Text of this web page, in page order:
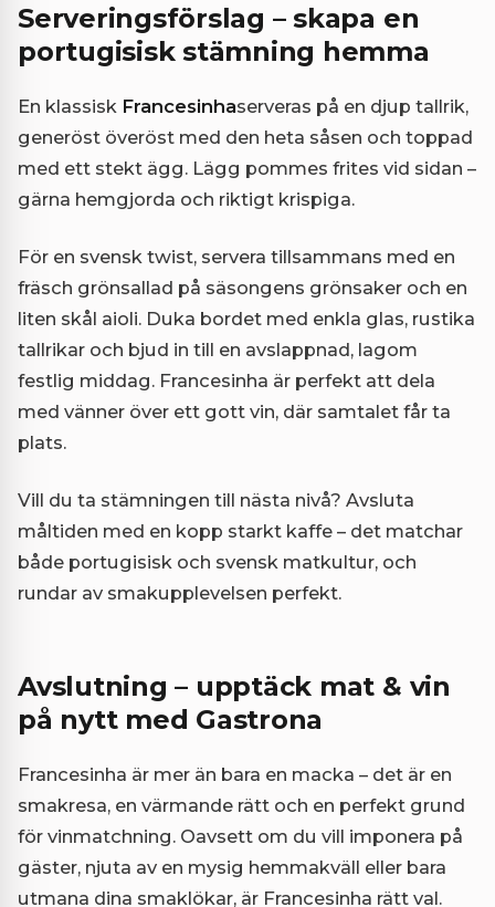
Serveringsförslag – skapa en
portugisisk stämning hemma
En klassisk Francesinhaserveras på en djup tallrik,
generöst överöst med den heta såsen och toppad
med ett stekt ägg. Lägg pommes frites vid sidan –
gärna hemgjorda och riktigt krispiga.
För en svensk twist, servera tillsammans med en
fräsch grönsallad på säsongens grönsaker och en
liten skål aioli. Duka bordet med enkla glas, rustika
tallrikar och bjud in till en avslappnad, lagom
festlig middag. Francesinha är perfekt att dela
med vänner över ett gott vin, där samtalet får ta
plats.
Vill du ta stämningen till nästa nivå? Avsluta
måltiden med en kopp starkt kaffe – det matchar
både portugisisk och svensk matkultur, och
rundar av smakupplevelsen perfekt.
Avslutning – upptäck mat & vin
på nytt med Gastrona
Francesinha är mer än bara en macka – det är en
smakresa, en värmande rätt och en perfekt grund
för vinmatchning. Oavsett om du vill imponera på
gäster, njuta av en mysig hemmakväll eller bara
utmana dina smaklökar, är Francesinha rätt val.